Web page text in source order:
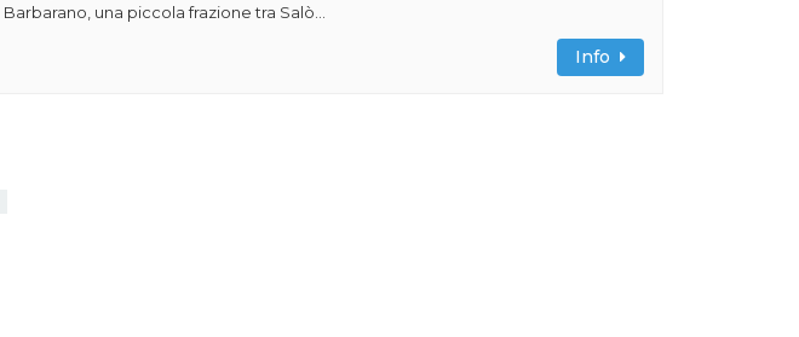
Barbarano, una piccola frazione tra Salò...
Info